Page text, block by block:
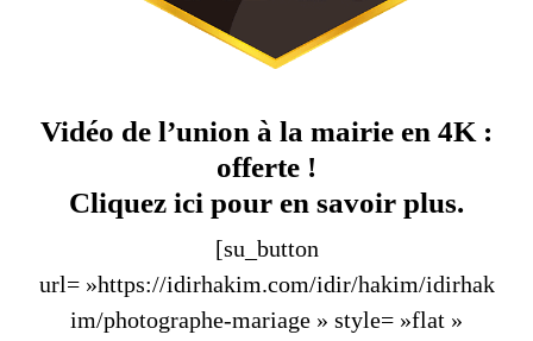
Vidéo de l’union à la mairie en 4K :
offerte !
Cliquez ici pour en savoir plus.
[su_button
url= »https://idirhakim.com/idir/hakim/idirhak
im/photographe-mariage » style= »flat »